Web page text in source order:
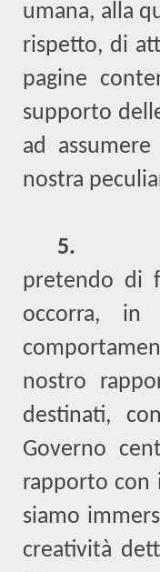
umana, alla
rispetto, di
pagine
supporto
ad
nostra
5.
pretendo di
occorra, in
nostro
destinati,
Governo
rapporto con
siamo
creatività